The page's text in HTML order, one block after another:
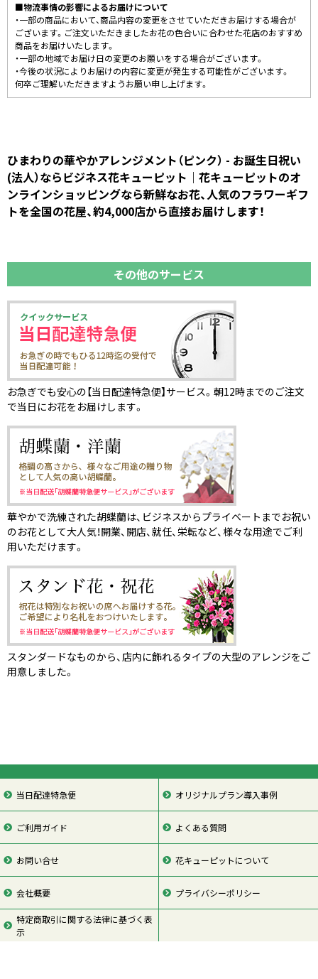
■物流事情の影響によるお届けについて
・一部の商品において、商品内容の変更をさせていただきお届けする場合が
ございます。ご注文いただきましたお花の色合いに合わせた花店のおすすめ
商品をお届けいたします。
・一部の地域でお届け日の変更のお願いをする場合がございます。
・今後の状況によりお届けの内容に変更が発生する可能性がございます。
何卒ご理解いただきますようお願い申し上げます。
ひまわりの華やかアレンジメント（ピンク） - お誕生日祝い
(法人）ならビジネス花キューピット｜花キューピットのオ
ンラインショッピングなら新鮮なお花、人気のフラワーギフ
トを全国の花屋、約4,000店から直接お届けします！
その他のサービス
お急ぎでも安心の【当日配達特急便】サービス。朝12時までのご注文
で当日にお花をお届けします。
華やかで洗練された胡蝶蘭は、ビジネスからプライベートまでお祝い
のお花として大人気！開業、開店、就任、栄転など、様々な用途でご利
用いただけます。
スタンダードなものから、店内に飾れるタイプの大型のアレンジをご
用意しました。
当日配達特急便 オリジナルプラン導入事例
ご利用ガイド よくある質問
お問い合せ 花キューピットについて
会社概要 プライバシーポリシー
特定商取引に関する法律に基づく表
示